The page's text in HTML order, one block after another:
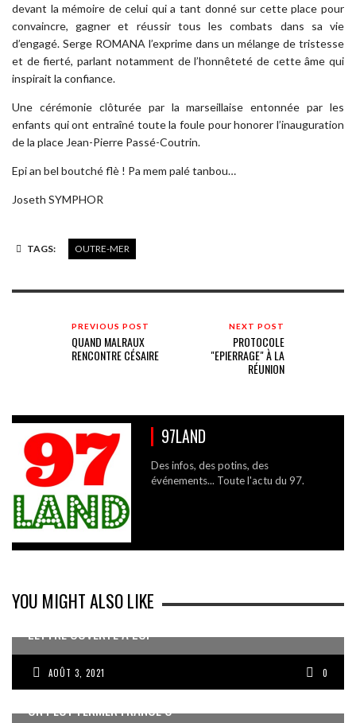
devant la mémoire de celui qui a tant donné sur cette place pour
convaincre, gagner et réussir tous les combats dans sa vie
d’engagé. Serge ROMANA l’exprime dans un mélange de tristesse
et de fierté, parlant notamment de l’honnêteté de cette âme qui
inspirait la confiance.
Une cérémonie clôturée par la marseillaise entonnée par les
enfants qui ont entraîné toute la foule pour honorer l’inauguration
de la place Jean-Pierre Passé-Coutrin.
Epi an bel boutché flè ! Pa mem palé tanbou…
Joseth SYMPHOR
TAGS: OUTRE-MER
PREVIOUS POST
QUAND MALRAUX
RENCONTRE CÉSAIRE
NEXT POST
PROTOCOLE
"EPIERRAGE" À LA
RÉUNION
97LAND
Des infos, des potins, des
événements... Toute l'actu du 97.
YOU MIGHT ALSO LIKE
LETTRE OUVERTE À LCI
AOÛT 3, 2021 0
ON PEUT FERMER FRANCE Ô